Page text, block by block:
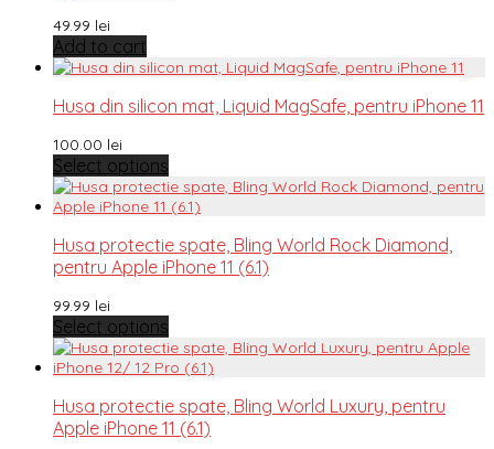
49.99 lei
Add to cart
Husa din silicon mat, Liquid MagSafe, pentru iPhone 11
100.00 lei
Select options
Husa protectie spate, Bling World Rock Diamond,
pentru Apple iPhone 11 (6.1)
99.99 lei
Select options
Husa protectie spate, Bling World Luxury, pentru
Apple iPhone 11 (6.1)